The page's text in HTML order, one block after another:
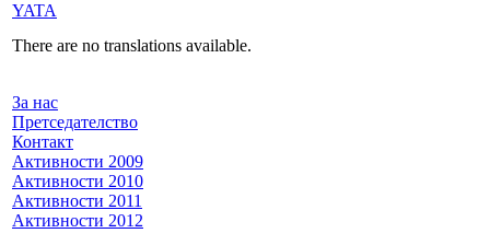
YATA
There are no translations available.
За нас
Претседателство
Контакт
Активности 2009
Активности 2010
Активности 2011
Активности 2012